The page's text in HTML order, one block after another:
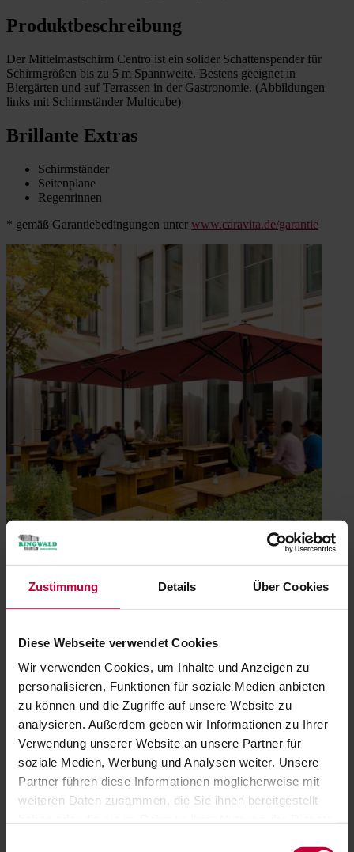
Zustimmung Details Über Cookies
Diese Webseite verwendet Cookies
Wir verwenden Cookies, um Inhalte und Anzeigen zu
personalisieren, Funktionen für soziale Medien anbieten
zu können und die Zugriffe auf unsere Website zu
analysieren. Außerdem geben wir Informationen zu Ihrer
Verwendung unserer Website an unsere Partner für
soziale Medien, Werbung und Analysen weiter. Unsere
Partner führen diese Informationen möglicherweise mit
weiteren Daten zusammen, die Sie ihnen bereitgestellt
Produktbeschreibung
Der Mittelmastschirm Centro ist ein solider Schattenspender für
Schirmgrößen bis zu 5 m Spannweite. Bestens geeignet in
Biergärten und auf Terrassen in der Gastronomie. (Abbildungen
links mit Schirmständer Multicube)
Brillante Extras
Schirmständer
Seitenplane
Regenrinnen
* gemäß Garantiebedingungen unter www.caravita.de/garantie
Weitere Bilder